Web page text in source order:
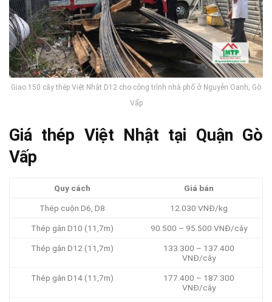
Giao 150 cây thép Việt Nhật D12 cho công trình nhà phố ở Nguyễn Oanh, Gò
Vấp
Giá thép Việt Nhật tại Quận Gò
Vấp
Quy cách Giá bán
Thép cuộn D6, D8 12.030 VNĐ/kg
Thép gân D10 (11,7m) 90.500 – 95.500 VNĐ/cây
Thép gân D12 (11,7m)
133.300 – 137.400
VNĐ/cây
Thép gân D14 (11,7m)
177.400 – 187.300
VNĐ/cây